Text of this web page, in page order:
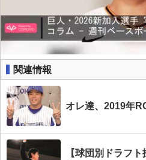
関連情報
オレ達、2019年
【球団別ドラフ